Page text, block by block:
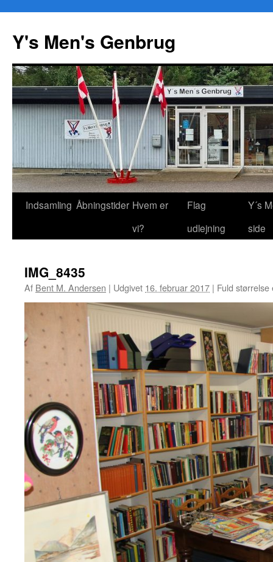
Y's Men's Genbrug
Hop
Indsamling Åbningstider Hvem er
vi?
Flag
udlejning
Y´s
side
IMG_8435
Af Bent M. Andersen | Udgivet 16. februar 2017 | Fuld